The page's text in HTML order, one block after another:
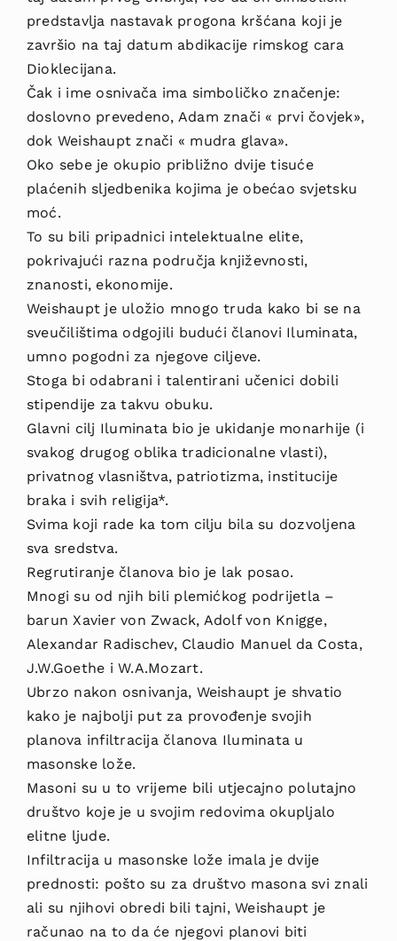
predstavlja nastavak progona kršćana koji je
završio na taj datum abdikacije rimskog cara
Dioklecijana.
Čak i ime osnivača ima simboličko značenje:
doslovno prevedeno, Adam znači « prvi čovjek»,
dok Weishaupt znači « mudra glava».
Oko sebe je okupio približno dvije tisuće
plaćenih sljedbenika kojima je obećao svjetsku
moć.
To su bili pripadnici intelektualne elite,
pokrivajući razna područja književnosti,
znanosti, ekonomije.
Weishaupt je uložio mnogo truda kako bi se na
sveučilištima odgojili budući članovi Iluminata,
umno pogodni za njegove ciljeve.
Stoga bi odabrani i talentirani učenici dobili
stipendije za takvu obuku.
Glavni cilj Iluminata bio je ukidanje monarhije (i
svakog drugog oblika tradicionalne vlasti),
privatnog vlasništva, patriotizma, institucije
braka i svih religija*.
Svima koji rade ka tom cilju bila su dozvoljena
sva sredstva.
Regrutiranje članova bio je lak posao.
Mnogi su od njih bili plemićkog podrijetla –
barun Xavier von Zwack, Adolf von Knigge,
Alexandar Radischev, Claudio Manuel da Costa,
J.W.Goethe i W.A.Mozart.
Ubrzo nakon osnivanja, Weishaupt je shvatio
kako je najbolji put za provođenje svojih
planova infiltracija članova Iluminata u
masonske lože.
Masoni su u to vrijeme bili utjecajno polutajno
društvo koje je u svojim redovima okupljalo
elitne ljude.
Infiltracija u masonske lože imala je dvije
prednosti: pošto su za društvo masona svi znali
ali su njihovi obredi bili tajni, Weishaupt je
računao na to da će njegovi planovi biti